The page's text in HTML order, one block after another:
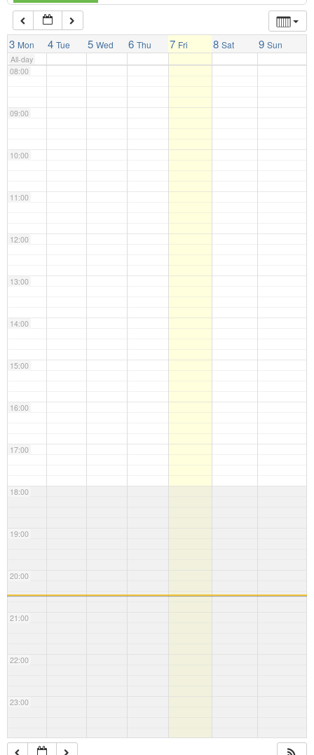
3 Mon 4 Tue 5 Wed 6 Thu 7 Fri 8 Sat 9 Sun
All-day
07:00
08:00
09:00
10:00
11:00
12:00
13:00
14:00
15:00
16:00
17:00
18:00
19:00
20:00
21:00
22:00
23:00